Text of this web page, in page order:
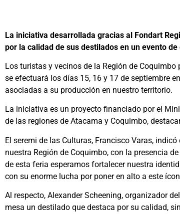
La iniciativa desarrollada gracias al Fondart
por la calidad de sus destilados en un evento
Los turistas y vecinos de la Región de
se efectuará los días 15, 16 y 17 de septiembre
asociadas a su producción en nuestro territorio.
La iniciativa es un proyecto financiado por el
de las regiones de Atacama y Coquimbo,
El seremi de las Culturas, Francisco Varas,
nuestra Región de Coquimbo, con la presencia
de esta feria esperamos fortalecer nuestra
con su enorme lucha por poner en alto a este
Al respecto, Alexander Scheening, organizador
mesa un destilado que destaca por su calidad,